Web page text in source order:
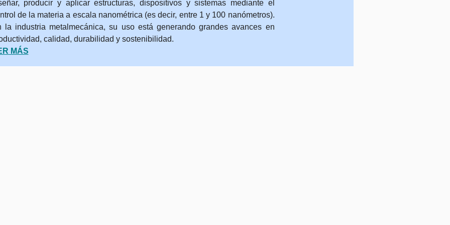
producir y aplicar estructuras, dispositivos y sistemas mediante el
de la materia a escala nanométrica (es decir, entre 1 y 100 nanómetros).
la industria metalmecánica, su uso está generando grandes avances en
calidad, durabilidad y sostenibilidad.
MÁS